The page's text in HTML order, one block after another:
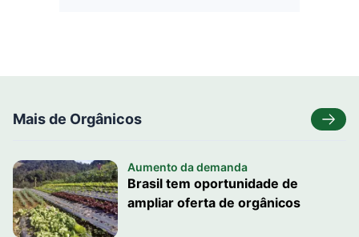
Mais de Orgânicos
Aumento da demanda
Brasil tem oportunidade de
ampliar oferta de orgânicos